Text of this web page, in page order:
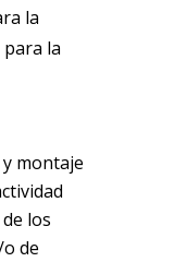
la
la
montaje
los
de